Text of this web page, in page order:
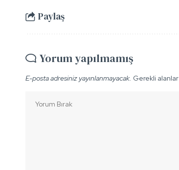
Paylaş
Yorum yapılmamış
E-posta adresiniz yayınlanmayacak. Gerekli alanlar